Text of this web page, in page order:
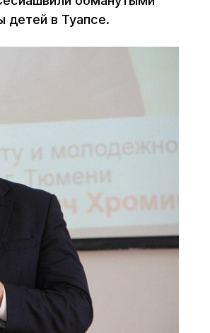
детей в Туапсе.